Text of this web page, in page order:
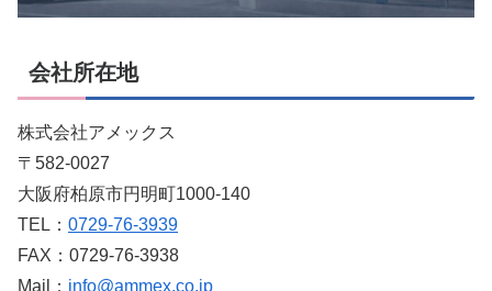
会社所在地
株式会社アメックス
〒582-0027
大阪府柏原市円明町1000-140
TEL： 0729-76-3939
FAX：0729-76-3938
Mail： info@ammex.co.jp